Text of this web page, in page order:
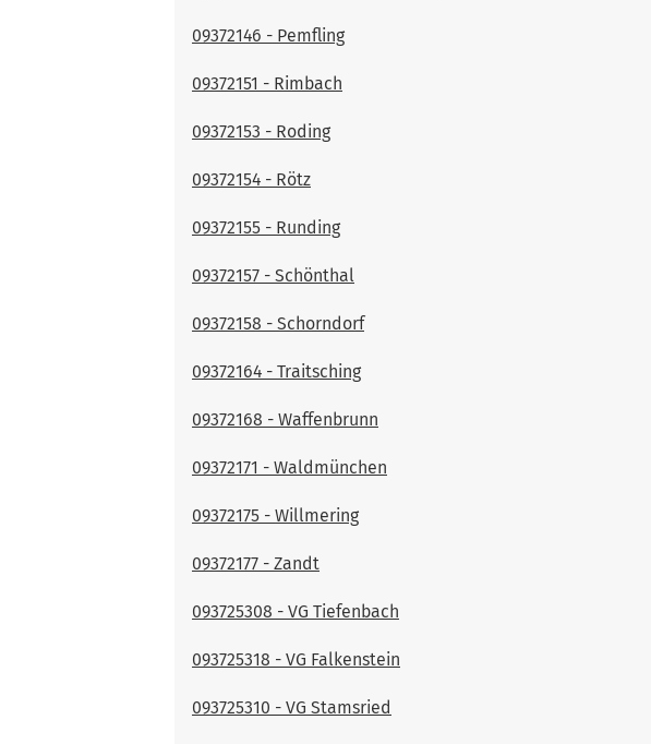
09372146 - Pemfling
09372151 - Rimbach
09372153 - Roding
09372154 - Rötz
09372155 - Runding
09372157 - Schönthal
09372158 - Schorndorf
09372164 - Traitsching
09372168 - Waffenbrunn
09372171 - Waldmünchen
09372175 - Willmering
09372177 - Zandt
093725308 - VG Tiefenbach
093725318 - VG Falkenstein
093725310 - VG Stamsried